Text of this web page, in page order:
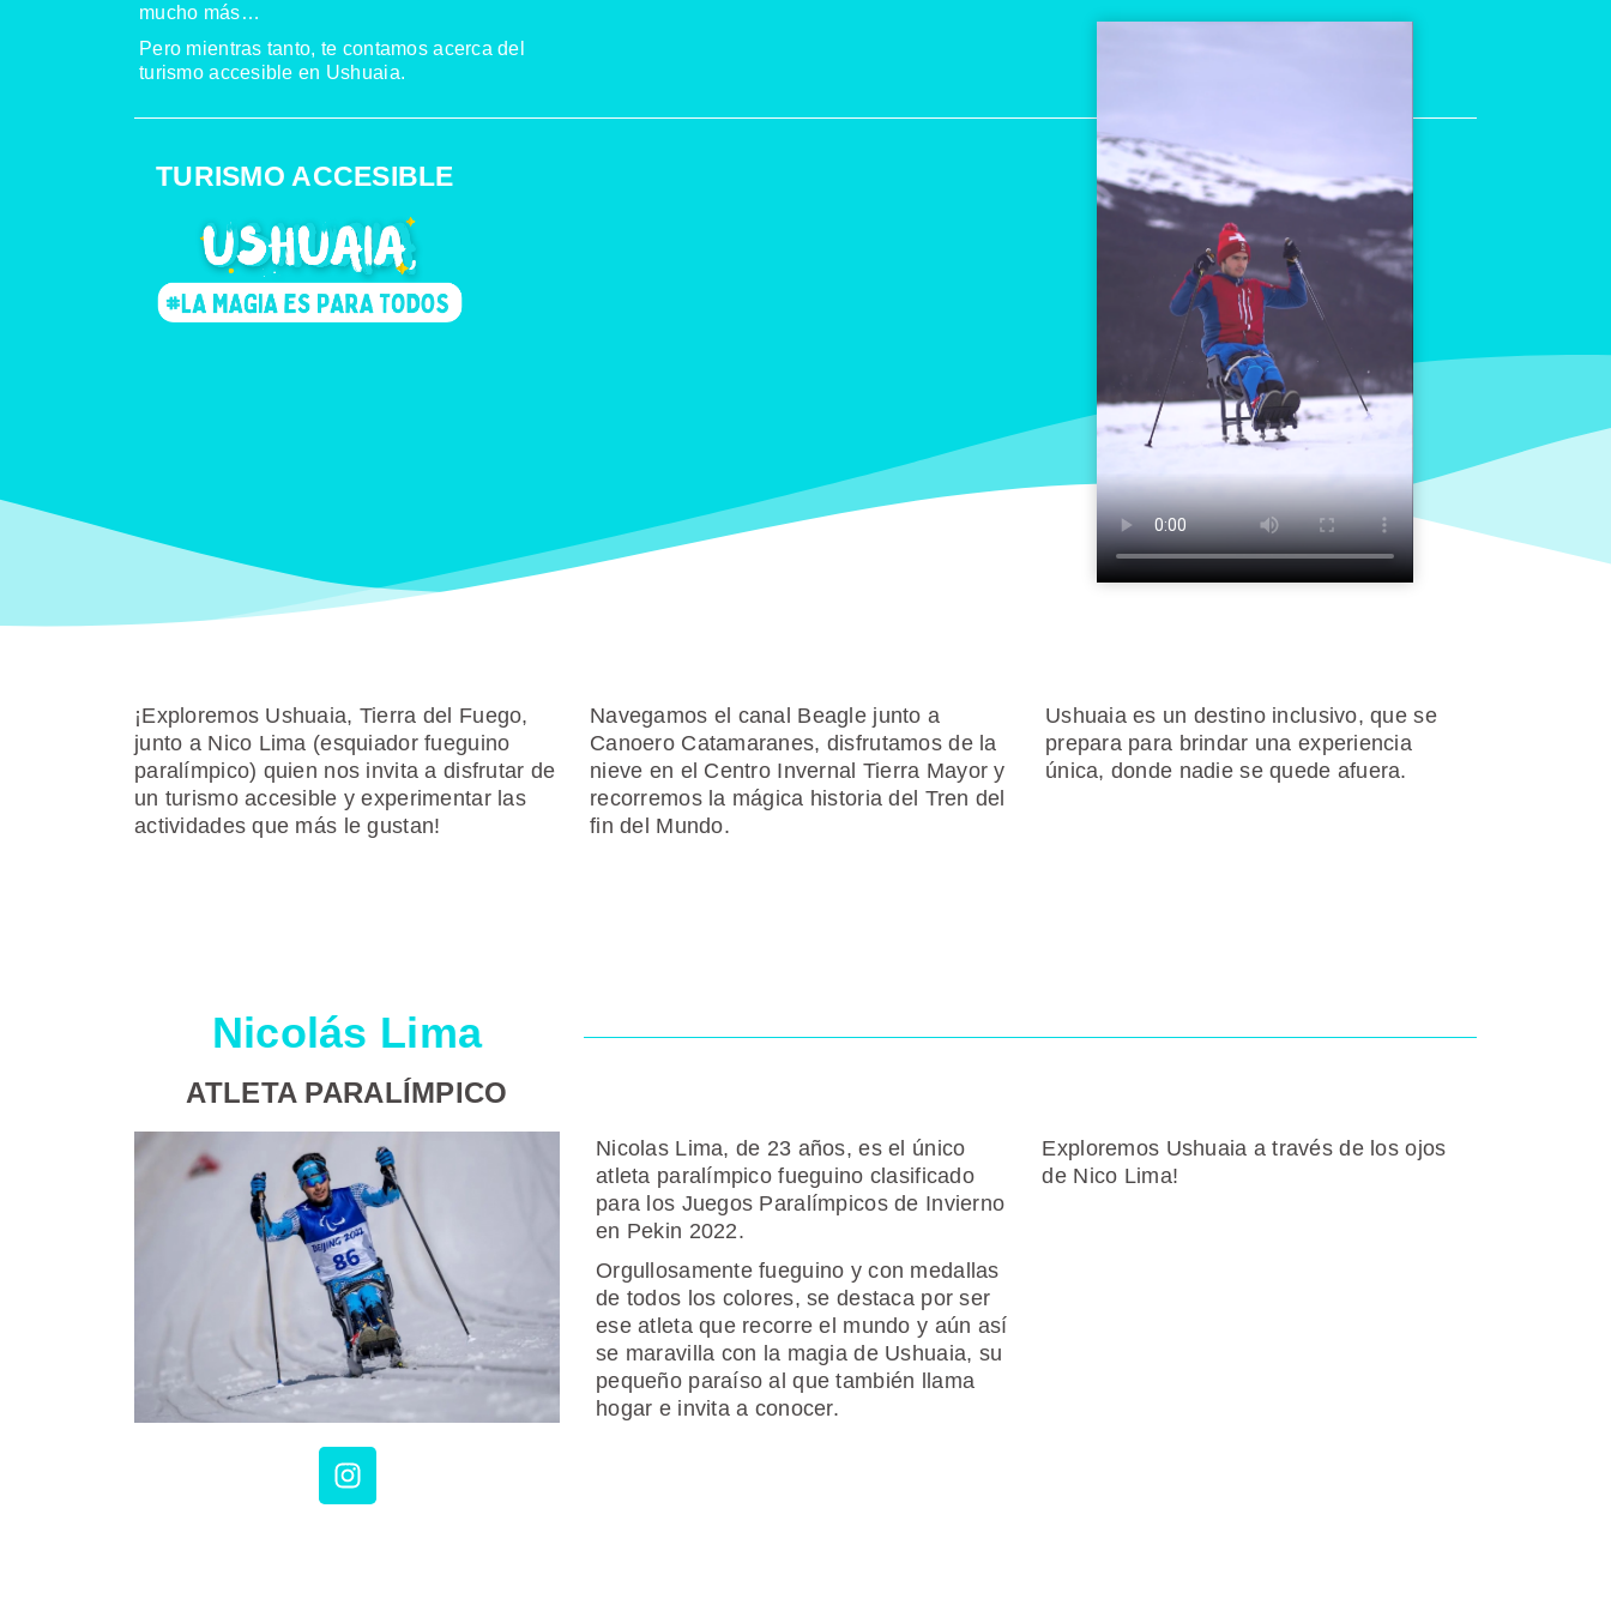
mucho más…
Pero mientras tanto, te contamos acerca del
turismo accesible en Ushuaia.
TURISMO ACCESIBLE
¡Exploremos Ushuaia, Tierra del Fuego,
junto a Nico Lima (esquiador fueguino
paralímpico) quien nos invita a disfrutar de
un turismo accesible y experimentar las
actividades que más le gustan!
Navegamos el canal Beagle junto a
Canoero Catamaranes, disfrutamos de la
nieve en el Centro Invernal Tierra Mayor y
recorremos la mágica historia del Tren del
fin del Mundo.
Ushuaia es un destino inclusivo, que se
prepara para brindar una experiencia
única, donde nadie se quede afuera.
Nicolás Lima
ATLETA PARALÍMPICO
Nicolas Lima, de 23 años, es el único
atleta paralímpico fueguino clasificado
para los Juegos Paralímpicos de Invierno
en Pekin 2022.
Orgullosamente fueguino y con medallas
de todos los colores, se destaca por ser
ese atleta que recorre el mundo y aún así
se maravilla con la magia de Ushuaia, su
pequeño paraíso al que también llama
hogar e invita a conocer.
Exploremos Ushuaia a través de los ojos
de Nico Lima!